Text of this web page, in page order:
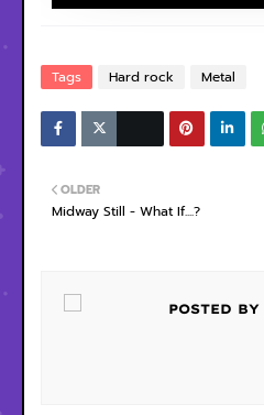
Tags Hard rock Metal
OLDER
Midway Still - What If....?
POSTED BY